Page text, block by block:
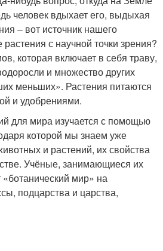
человек вдыхает его, выдыхая
– вот источник нашего
с научной точки зрения?
которая включает в себя траву,
и множество других
меньших». Растения питаются
и удобрениями.
для мира изучается с помощью
которой мы знаем уже
и растений, их свойства
Учёные, занимающиеся их
мир» на
подцарства и царства,